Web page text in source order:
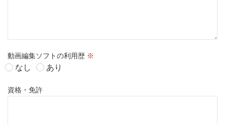
動画編集ソフトの利用歴 ※
なし あり
資格・免許